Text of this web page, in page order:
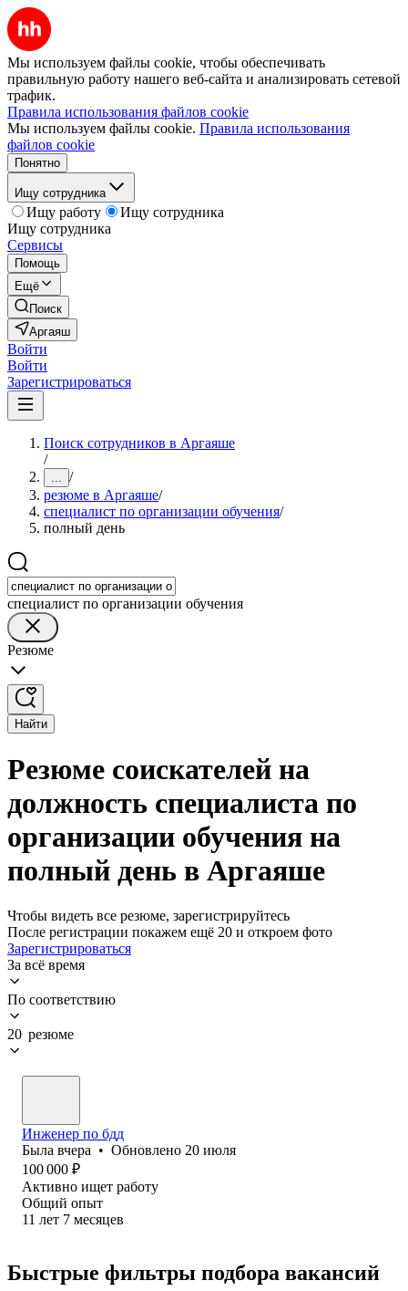
Мы используем файлы cookie, чтобы обеспечивать
правильную работу нашего веб-сайта и анализировать сетевой
трафик.
Правила использования файлов cookie
Мы используем файлы cookie. Правила использования
файлов cookie
Понятно
Ищу сотрудника
Ищу работу
Ищу сотрудника
Ищу сотрудника
Сервисы
Помощь
Ещё
Поиск
Аргаяш
Войти
Войти
Зарегистрироваться
Поиск сотрудников в Аргаяше
/
... /
резюме в Аргаяше/
специалист по организации обучения/
полный день
специалист по организации обучения
Резюме
Найти
Резюме соискателей на
должность специалиста по
организации обучения на
полный день в Аргаяше
Чтобы видеть все резюме, зарегистрируйтесь
После регистрации покажем ещё 20 и откроем фото
Зарегистрироваться
За всё время
По соответствию
20 резюме
Инженер по бдд
Была вчера • Обновлено 20 июля
100 000 ₽
Активно ищет работу
Общий опыт
11 лет 7 месяцев
Быстрые фильтры подбора вакансий